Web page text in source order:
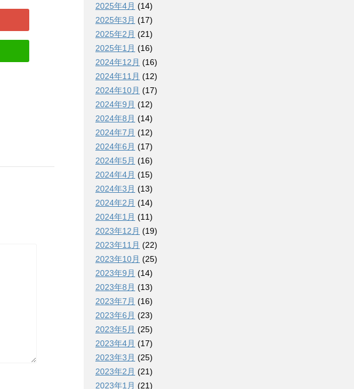
2025年4月 (14)
2025年3月 (17)
2025年2月 (21)
2025年1月 (16)
2024年12月 (16)
2024年11月 (12)
2024年10月 (17)
2024年9月 (12)
2024年8月 (14)
2024年7月 (12)
2024年6月 (17)
2024年5月 (16)
2024年4月 (15)
2024年3月 (13)
2024年2月 (14)
2024年1月 (11)
2023年12月 (19)
2023年11月 (22)
2023年10月 (25)
2023年9月 (14)
2023年8月 (13)
2023年7月 (16)
2023年6月 (23)
2023年5月 (25)
2023年4月 (17)
2023年3月 (25)
2023年2月 (21)
2023年1月 (21)